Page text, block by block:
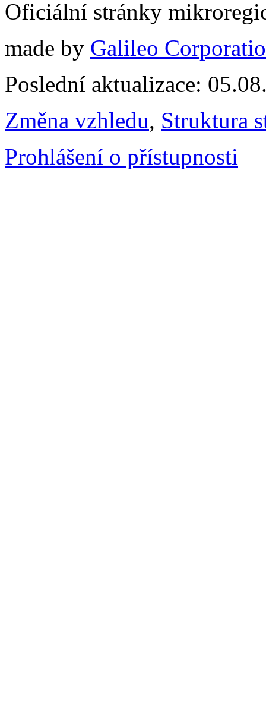
Oficiální stránky
made by Galileo
Poslední aktualizace:
Změna vzhledu, Struktura
Prohlášení o přístupnosti